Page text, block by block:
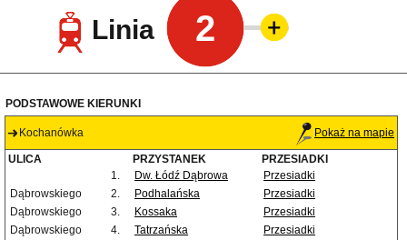
Linia 2
PODSTAWOWE KIERUNKI
Kochanówka Pokaż na mapie
ULICA PRZYSTANEK
PRZESIADKI
1.
Dw. Łódź Dąbrowa
Przesiadki
Dąbrowskiego
2. Podhalańska
Przesiadki
Dąbrowskiego
3. Kossaka
Przesiadki
Dąbrowskiego
4. Tatrzańska
Przesiadki